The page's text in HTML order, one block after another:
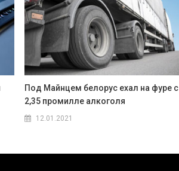
Под Майнцем белорус ехал на фуре с
2,35 промилле алкоголя
12.01.2021